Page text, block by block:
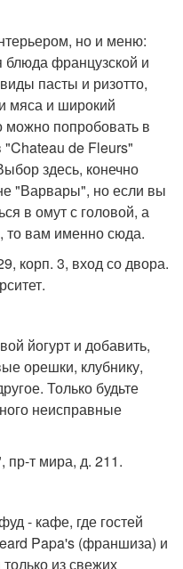
но и меню:
блюда французской и
пасты и ризотто,
мяса и широкий
можно попробовать в
"Chateau de Fleurs"
здесь, конечно
"Варвары", но если вы
в омут с головой, а
то вам именно сюда.
корп. 3, вход со двора.
йогурт и добавить,
орешки, клубнику,
Только будьте
неисправные
т мира, д. 211.
- кафе, где гостей
Papa's (франшиза) и
из свежих